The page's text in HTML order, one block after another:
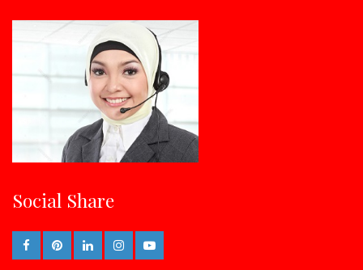
Social Share